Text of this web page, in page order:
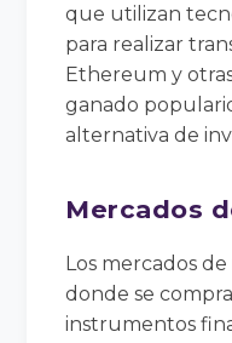
que utilizan
para realizar
Ethereum y
ganado
alternativa de
Mercados
Los mercados
donde se
instrumentos